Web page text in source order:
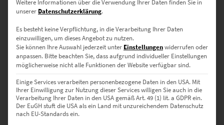
EZ00965 Christmas Bulli Volkswagen T2 Bar
€24,90–€999,00
Enthält 19% Mwst.
zzgl.Versand
Lieferzeit: ca. 10 Werktage
Weitere Informationen über die Verwendung Ihrer Daten finden Sie in
unserer Datenschutzerklärung.
Es besteht keine Verpflichtung, in die Verarbeitung Ihrer Daten
einzuwilligen, um dieses Angebot zu nutzen.
Sie können Ihre Auswahl jederzeit unter Einstellungenwiderrufen oder
anpassen. Bitte beachten Sie, dass aufgrund individueller Einstellungen
möglicherweise nicht alle Funktionen der Website verfügbar sind.
Einige Services verarbeiten personenbezogene Daten in den USA. Mit
Ihrer Einwilligung zur Nutzung dieser Services willigen Sie auch in die
Verarbeitung Ihrer Daten in den USA gemäß Art. 49 (1) lit. a GDPR ein.
Der EuGH stuft die USA als ein Land mit unzureichendem Datenschutz
nach EU-Standards ein.